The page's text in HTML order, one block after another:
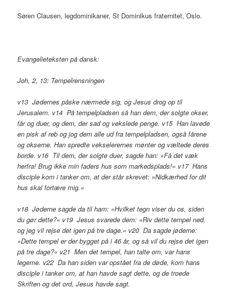
Søren Clausen, legdominikaner, St Dominikus fraternitet, Oslo.
Evangelieteksten på dansk:
Joh, 2, 13: Tempelrensningen
v13 Jødernes påske nærmede sig, og Jesus drog op til
Jerusalem. v14 På tempelpladsen så han dem, der solgte okser,
får og duer, og dem, der sad og vekslede penge. v15 Han lavede
en pisk af reb og jog dem alle ud fra tempelpladsen, også fårene
og okserne. Han spredte vekselerernes mønter og væltede deres
borde. v16 Til dem, der solgte duer, sagde han: »Få det væk
herfra! Brug ikke min faders hus som markedsplads!« v17 Hans
disciple kom i tanker om, at der står skrevet: »Nidkærhed for dit
hus skal fortære mig.«
v18 Jøderne sagde da til ham: »Hvilket tegn viser du os, siden
du gør dette?« v19 Jesus svarede dem: »Riv dette tempel ned,
og jeg vil rejse det igen på tre dage.« v20 Da sagde jøderne:
»Dette tempel er der bygget på i 46 år, og så vil du rejse det igen
på tre dage?« v21 Men det tempel, han talte om, var hans
legeme. v22 Da han siden var opstået fra de døde, kom hans
disciple i tanker om, at han havde sagt dette, og de troede
Skriften og det ord, Jesus havde sagt.